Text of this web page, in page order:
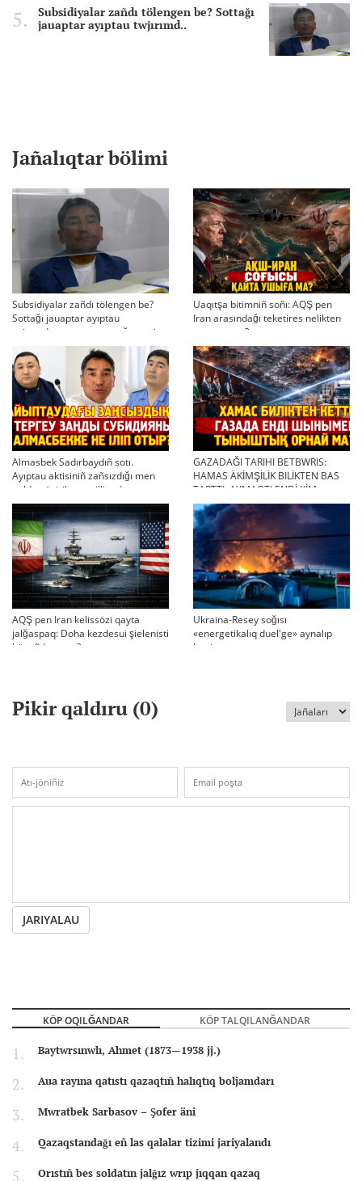
Subsidiyalar zañdı tölengen be? Sottağı
jauaptar ayıptau twjırımd..
Jañalıqtar bölimi
Subsidiyalar zañdı tölengen be?
Sottağı jauaptar ayıptau
twjırımdarın qayta qarauğa negiz
bola ala ma?
Uaqıtşa bitimniñ soñı: AQŞ pen
Iran arasındağı teketires nelikten
qayta uşıqtı?
Almasbek Sadırbaydıñ sotı.
Ayıptau aktisiniñ zañsızdığı men
qoldan ösirilgen milliondar
GAZADAĞI TARIHI BETBWRIS:
HAMAS ÄKİMŞİLİK BILİKTEN BAS
TARTTI. AYMAQTI ENDİ KİM
BASQARADI?
AQŞ pen Iran kelissözi qayta
jalğaspaq: Doha kezdesui şielenisti
bäseñdete me?
Ukraina-Resey soğısı
«energetikalıq duel'ge» aynalıp
ketti
Pikir qaldıru (0)
JARIYALAU
KÖP OQILĞANDAR KÖP TALQILANĞANDAR
Baytwrsınwlı, Ahmet (1873—1938 jj.)
Aua rayına qatıstı qazaqtıñ halıqtıq boljamdarı
Mwratbek Sarbasov – Şofer äni
Qazaqstandağı eñ las qalalar tizimi jariyalandı
Orıstıñ bes soldatın jalğız wrıp jıqqan qazaq